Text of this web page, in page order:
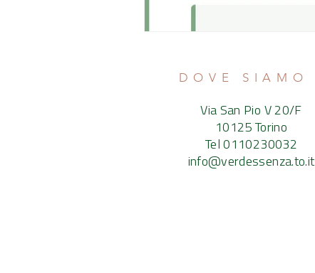
DOVE SIAMO
Via San Pio V 20/F
10125 Torino
Tel 0110230032
info@verdessenza.to.it